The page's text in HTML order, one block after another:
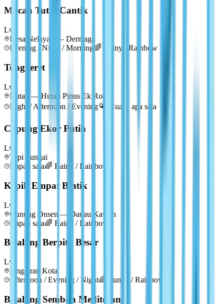
Macan Tutul Cantik
Lv
Desa Nelayan — Dermaga
Evening / Night / Morning 🌈 Rainy / Rainbow
Tonggeret
Lv
Hutan — Hutan Pinus Ek Roh
Night / Afternoon / Evening🌤️ Cuaca apa saja
Capung Ekor Putih
Lv
Tepi Sungai
Kapan saja🌈 Rainy / Rainbow
Kepik Empat Bintik
Lv
Gunung Onsen — Danau Kawah
Kapan saja🌈 Rainy / Rainbow
Belalang Berpita Besar
Lv
Pinggiran Kota
Afternoon / Evening / Night🌈 Sunny / Rainbow
Belalang Sembah Mediterania